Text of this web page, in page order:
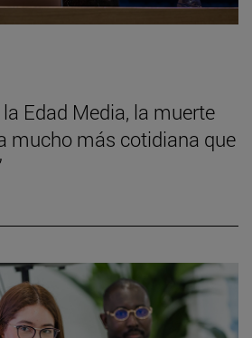
Edad Media, la muerte
mucho más cotidiana que